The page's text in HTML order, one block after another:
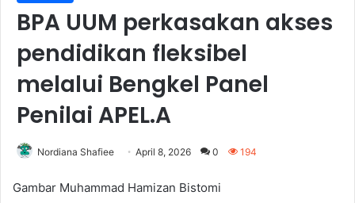
BPA UUM perkasakan akses
pendidikan fleksibel
melalui Bengkel Panel
Penilai APEL.A
Nordiana Shafiee April 8, 2026 0 194
Gambar Muhammad Hamizan Bistomi